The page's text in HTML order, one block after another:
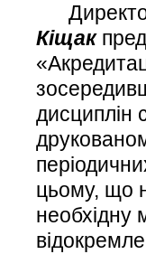
Кіщак
дисциплін
цьому, що
необхідну